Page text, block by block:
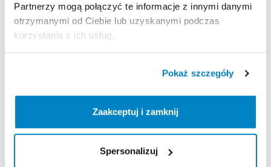
Partnerzy mogą połączyć te informacje z innymi danymi
otrzymanymi od Ciebie lub uzyskanymi podczas
korzystania z ich usług.
Pokaż szczegóły
Zaakceptuj i zamknij
Spersonalizuj
REGULAMIN
Regulamin wypożyczalni
ODBIÓR I ZWROT SPRZĘTU
Hétfő 09:00 - 19:00
Kedd 09:00 - 19:00
Szerda 09:00 - 19:00